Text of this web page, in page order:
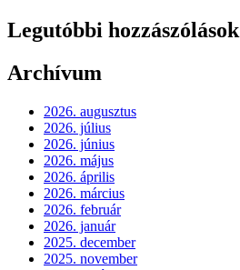
Legutóbbi hozzászólások
Archívum
2026. augusztus
2026. július
2026. június
2026. május
2026. április
2026. március
2026. február
2026. január
2025. december
2025. november